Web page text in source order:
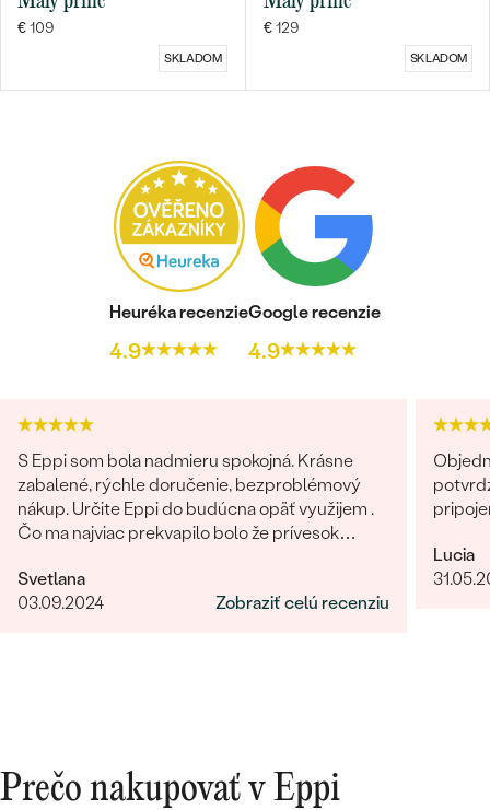
€ 109
SKLADOM
€ 129
SKLADOM
Heuréka recenzie
4.9
Google recenzie
4.9
S Eppi som bola nadmieru spokojná. Krásne
zabalené, rýchle doručenie, bezproblémový
nákup. Určite Eppi do budúcna opäť využijem .
Čo ma najviac prekvapilo bolo že prívesok
Ďakujem Eppi. PS: Určite by som aktualizovala
fotky pri týchto príveskom. V realite je to
Svetlana
03.09.2024
Zobraziť celú recenziu
Lucia
Prečo nakupovať v Eppi